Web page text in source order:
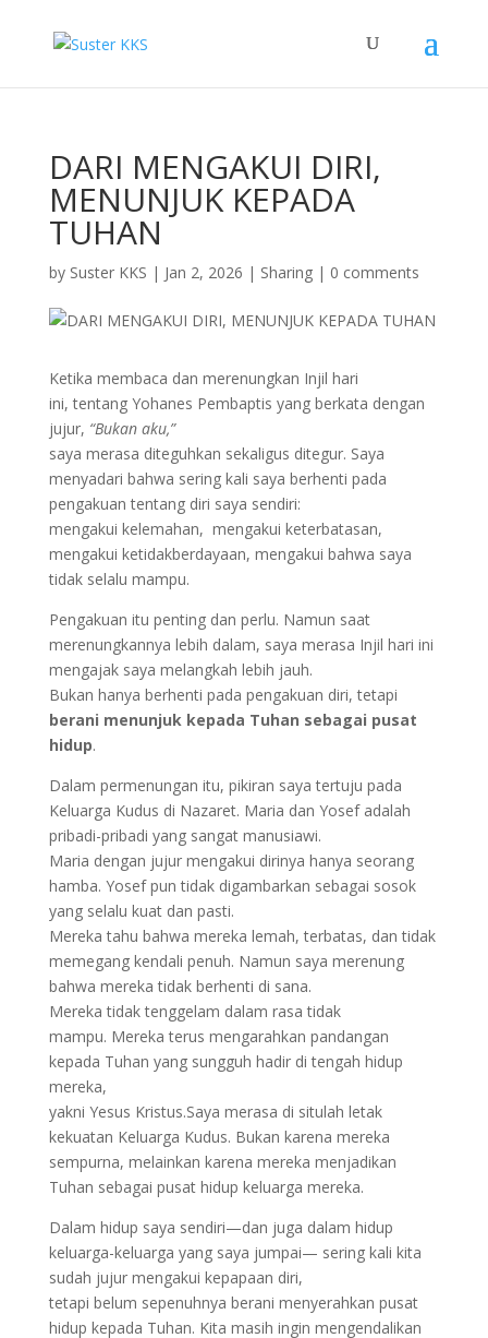
DARI MENGAKUI DIRI,
MENUNJUK KEPADA
TUHAN
by Suster KKS | Jan 2, 2026 | Sharing| 0 comments
Ketika membaca dan merenungkan Injil hari
ini, tentang Yohanes Pembaptis yang berkata dengan
jujur, “Bukan aku,”
saya merasa diteguhkan sekaligus ditegur. Saya
menyadari bahwa sering kali saya berhenti pada
pengakuan tentang diri saya sendiri:
mengakui kelemahan, mengakui keterbatasan,
mengakui ketidakberdayaan, mengakui bahwa saya
tidak selalu mampu.
Pengakuan itu penting dan perlu. Namun saat
merenungkannya lebih dalam, saya merasa Injil hari ini
mengajak saya melangkah lebih jauh.
Bukan hanya berhenti pada pengakuan diri, tetapi
berani menunjuk kepada Tuhan sebagai pusat
hidup.
Dalam permenungan itu, pikiran saya tertuju pada
Keluarga Kudus di Nazaret. Maria dan Yosef adalah
pribadi-pribadi yang sangat manusiawi.
Maria dengan jujur mengakui dirinya hanya seorang
hamba. Yosef pun tidak digambarkan sebagai sosok
yang selalu kuat dan pasti.
Mereka tahu bahwa mereka lemah, terbatas, dan tidak
memegang kendali penuh. Namun saya merenung
bahwa mereka tidak berhenti di sana.
Mereka tidak tenggelam dalam rasa tidak
mampu. Mereka terus mengarahkan pandangan
kepada Tuhan yang sungguh hadir di tengah hidup
mereka,
yakni Yesus Kristus.Saya merasa di situlah letak
kekuatan Keluarga Kudus. Bukan karena mereka
sempurna, melainkan karena mereka menjadikan
Tuhan sebagai pusat hidup keluarga mereka.
Dalam hidup saya sendiri—dan juga dalam hidup
keluarga-keluarga yang saya jumpai— sering kali kita
sudah jujur mengakui kepapaan diri,
tetapi belum sepenuhnya berani menyerahkan pusat
hidup kepada Tuhan. Kita masih ingin mengendalikan